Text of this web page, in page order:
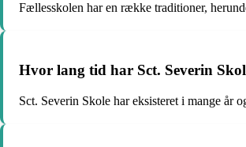
Fællesskolen har en række traditioner,
Hvor lang tid har Sct. Severin
Sct. Severin Skole har eksisteret i mange år